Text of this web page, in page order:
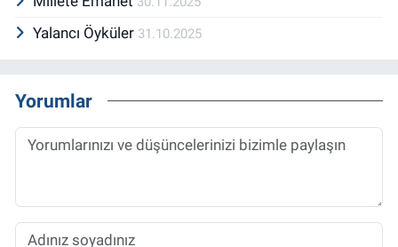
Yalancı Öyküler 31.10.2025
Yorumlar